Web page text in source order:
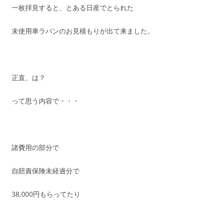
一枚拝見すると、とある日産でとられた
未使用車ラパンのお見積もりが出て来ました。
正直、は？
って思う内容で・・・
諸費用の部分で
自賠責保険未経過分で
38,000円もらってたり